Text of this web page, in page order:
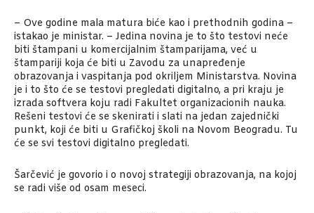
– Ove godine mala matura biće kao i prethodnih godina –
istakao je ministar. – Jedina novina je to što testovi neće
biti štampani u komercijalnim štamparijama, već u
štampariji koja će biti u Zavodu za unapređenje
obrazovanja i vaspitanja pod okriljem Ministarstva. Novina
je i to što će se testovi pregledati digitalno, a pri kraju je
izrada softvera koju radi Fakultet organizacionih nauka.
Rešeni testovi će se skenirati i slati na jedan zajednički
punkt, koji će biti u Grafičkoj školi na Novom Beogradu. Tu
će se svi testovi digitalno pregledati.
Šarčević je govorio i o novoj strategiji obrazovanja, na kojoj
se radi više od osam meseci.